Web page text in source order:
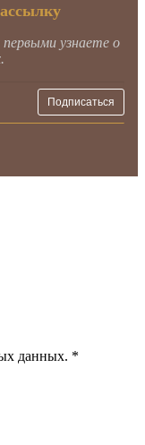
узнаете о
данных. *